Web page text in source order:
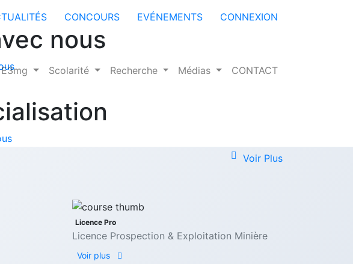
CONCOURS EVÉNEMENTS CONNEXION
E3mg Scolarité Recherche Médias CONTACT
nous
Voir Plus
Licence Pro
Licence Prospection & Exploitation Minière
Voir plus